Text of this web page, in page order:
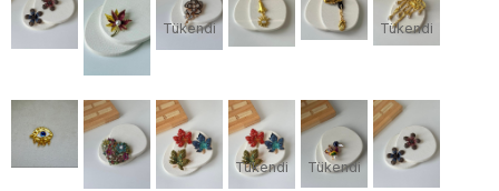
Tükendi Tükendi
Tükendi Tükendi